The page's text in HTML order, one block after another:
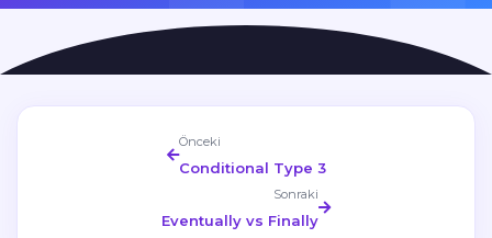
Önceki
Conditional Type 3
Sonraki
Eventually vs Finally